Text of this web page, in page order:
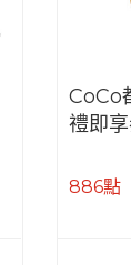
CoCo
禮即
886點